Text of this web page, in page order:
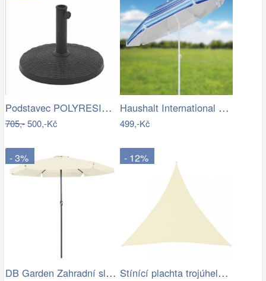
Podstavec POLYRESIN 10kg ROJAPLAST
705,-500,-Kč
Haushalt International Slunečník, 200 cm
499,-Kč
- 3%
DB Garden Zahradní slunečník Jenna…
- 12%
Stínící plachta trojúhelníková 5 x 5 x…